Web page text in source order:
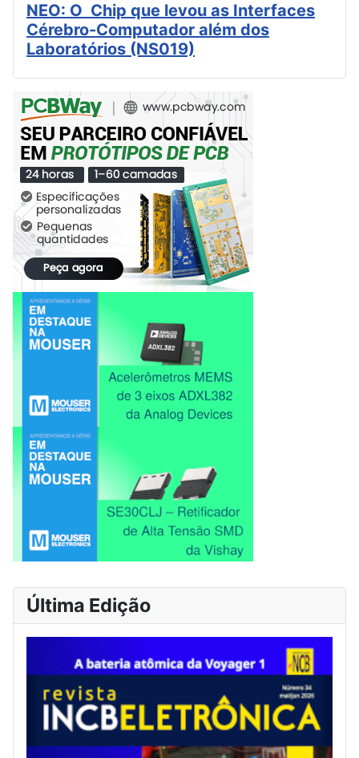
NEO: O Chip que levou as Interfaces
Cérebro-Computador além dos
Laboratórios (NS019)
Última Edição